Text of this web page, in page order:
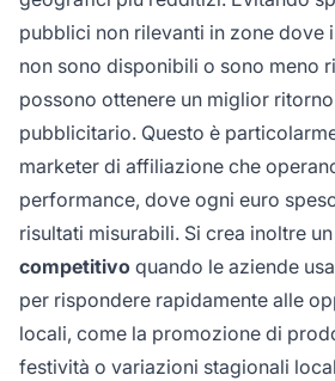
pubblici non rilevanti in zone dove
non sono disponibili o sono meno
possono ottenere un miglior
pubblicitario. Questo è
marketer di affiliazione che
performance, dove ogni euro
risultati misurabili. Si crea inoltre un
competitivo quando le aziende
per rispondere rapidamente alle
locali, come la promozione di
festività o variazioni stagionali